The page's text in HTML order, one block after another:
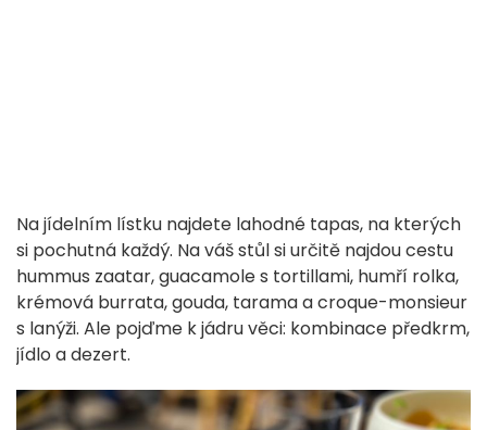
Na jídelním lístku najdete lahodné tapas, na kterých
si pochutná každý. Na váš stůl si určitě najdou cestu
hummus zaatar, guacamole s tortillami, humří rolka,
krémová burrata, gouda, tarama a croque-monsieur
s lanýži. Ale pojďme k jádru věci: kombinace předkrm,
jídlo a dezert.